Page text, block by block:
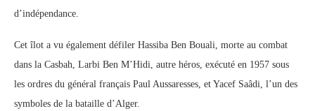
d’indépendance.
Cet îlot a vu également défiler Hassiba Ben Bouali, morte au combat
dans la Casbah, Larbi Ben M’Hidi, autre héros, exécuté en 1957 sous
les ordres du général français Paul Aussaresses, et Yacef Saâdi, l’un des
symboles de la bataille d’Alger.